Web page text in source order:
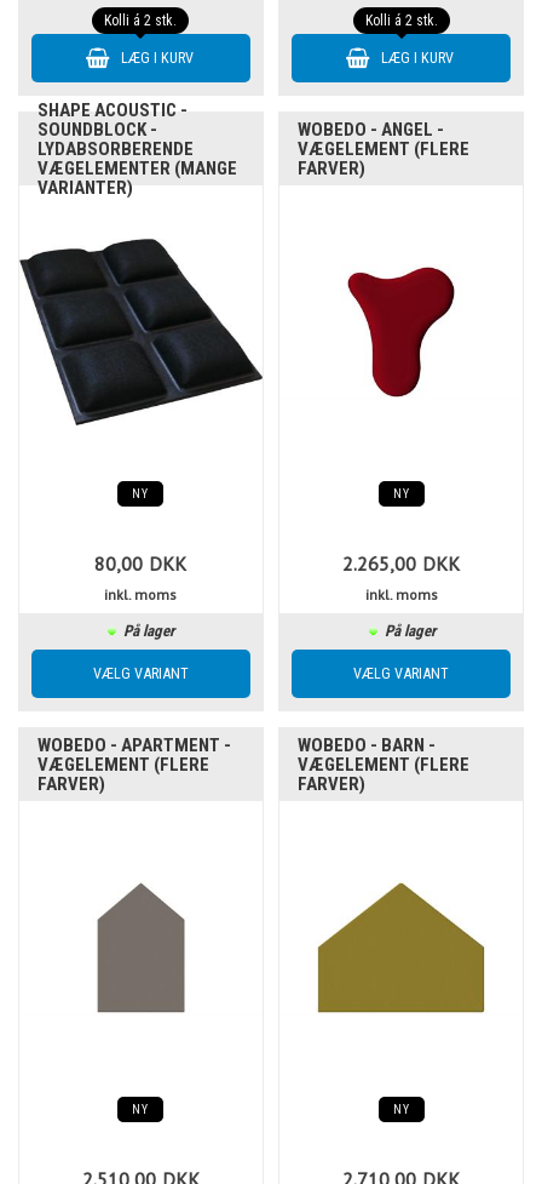
Kolli á 2 stk. Kolli á 2 stk.
SHAPE ACOUSTIC -
SOUNDBLOCK -
LYDABSORBERENDE
VÆGELEMENTER (MANGE
VARIANTER)
NY
80,00 DKK
inkl. moms
På lager
WOBEDO - ANGEL -
VÆGELEMENT (FLERE
FARVER)
NY
2.265,00 DKK
inkl. moms
På lager
WOBEDO - APARTMENT -
VÆGELEMENT (FLERE
FARVER)
NY
WOBEDO - BARN -
VÆGELEMENT (FLERE
FARVER)
NY